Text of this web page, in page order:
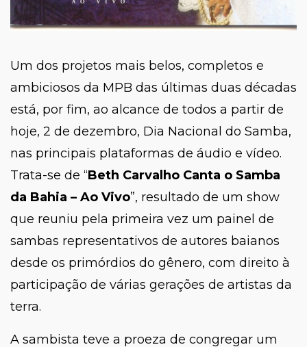
Um dos projetos mais belos, completos e
ambiciosos da MPB das últimas duas décadas
está, por fim, ao alcance de todos a partir de
hoje, 2 de dezembro, Dia Nacional do Samba,
nas principais plataformas de áudio e vídeo.
Trata-se de “Beth Carvalho Canta o Samba
da Bahia – Ao Vivo”, resultado de um show
que reuniu pela primeira vez um painel de
sambas representativos de autores baianos
desde os primórdios do gênero, com direito à
participação de várias gerações de artistas da
terra.
A sambista teve a proeza de congregar um